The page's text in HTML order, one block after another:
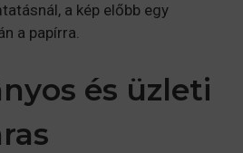
a kép előbb egy
a papírra.
és üzleti